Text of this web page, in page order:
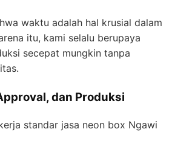
waktu adalah hal krusial dalam
itu, kami selalu berupaya
secepat mungkin tanpa
dan Produksi
standar jasa neon box Ngawi